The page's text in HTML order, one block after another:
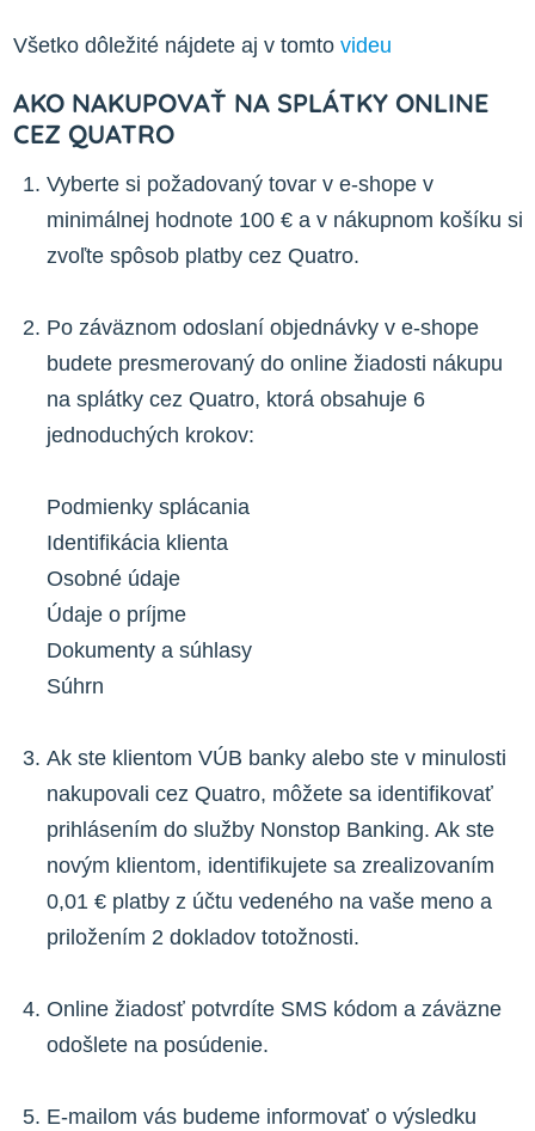
Všetko dôležité nájdete aj v tomto videu
AKO NAKUPOVAŤ NA SPLÁTKY ONLINE
CEZ QUATRO
Vyberte si požadovaný tovar v e-shope v
minimálnej hodnote 100 € a v nákupnom košíku si
zvoľte spôsob platby cez Quatro.
Po záväznom odoslaní objednávky v e-shope
budete presmerovaný do online žiadosti nákupu
na splátky cez Quatro, ktorá obsahuje 6
jednoduchých krokov:
Podmienky splácania
Identifikácia klienta
Osobné údaje
Údaje o príjme
Dokumenty a súhlasy
Súhrn
Ak ste klientom VÚB banky alebo ste v minulosti
nakupovali cez Quatro, môžete sa identifikovať
prihlásením do služby Nonstop Banking. Ak ste
novým klientom, identifikujete sa zrealizovaním
0,01 € platby z účtu vedeného na vaše meno a
priložením 2 dokladov totožnosti.
Online žiadosť potvrdíte SMS kódom a záväzne
odošlete na posúdenie.
E-mailom vás budeme informovať o výsledku